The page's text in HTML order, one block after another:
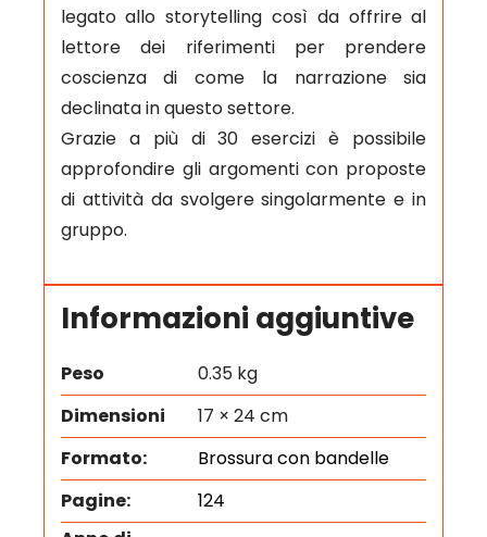
legato allo storytelling così da offrire al
lettore dei riferimenti per prendere
coscienza di come la narrazione sia
declinata in questo settore.
Grazie a più di 30 esercizi è possibile
approfondire gli argomenti con proposte
di attività da svolgere singolarmente e in
gruppo.
Informazioni aggiuntive
Peso
0.35 kg
Dimensioni
17 × 24 cm
Formato:
Brossura con bandelle
Pagine:
124